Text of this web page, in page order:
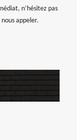
n’hésitez pas
appeler.